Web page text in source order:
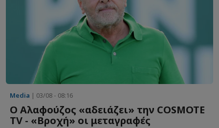
Media | 03/08 - 08:16
Ο Αλαφούζος «αδειάζει» την COSMOTE
TV - «Βροχή» οι μεταγραφές